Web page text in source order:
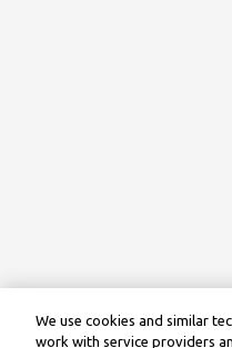
We use cookies and similar
work with service providers